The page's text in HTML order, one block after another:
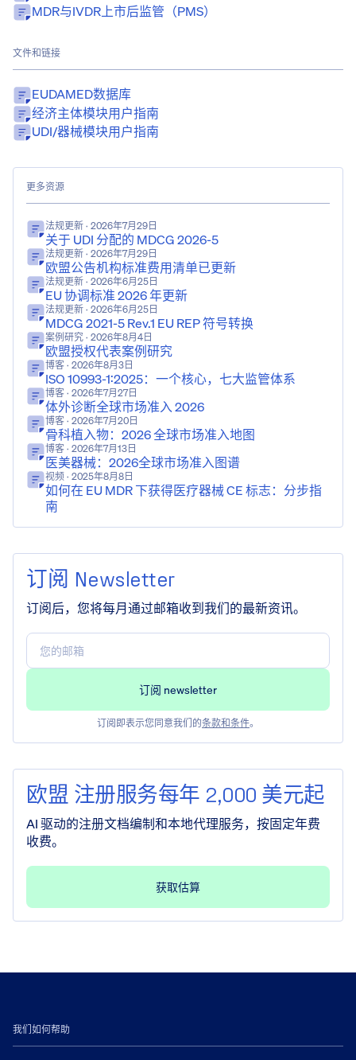
MDR与IVDR上市后监管（PMS）
文件和链接
EUDAMED数据库
经济主体模块用户指南
UDI/器械模块用户指南
更多资源
法规更新 · 2026年7月29日
关于 UDI 分配的 MDCG 2026-5
法规更新 · 2026年7月29日
欧盟公告机构标准费用清单已更新
法规更新 · 2026年6月25日
EU 协调标准 2026 年更新
法规更新 · 2026年6月25日
MDCG 2021-5 Rev.1 EU REP 符号转换
案例研究 · 2026年8月4日
欧盟授权代表案例研究
博客 · 2026年8月3日
ISO 10993-1:2025：一个核心，七大监管体系
博客 · 2026年7月27日
体外诊断全球市场准入 2026
博客 · 2026年7月20日
骨科植入物：2026 全球市场准入地图
博客 · 2026年7月13日
医美器械：2026全球市场准入图谱
视频 · 2025年8月8日
如何在 EU MDR 下获得医疗器械 CE 标志：分步指
南
订阅 Newsletter
订阅后，您将每月通过邮箱收到我们的最新资讯。
订阅即表示您同意我们的条款和条件。
欧盟 注册服务每年 2,000 美元起
AI 驱动的注册文档编制和本地代理服务，按固定年费
收费。
获取估算
我们如何帮助